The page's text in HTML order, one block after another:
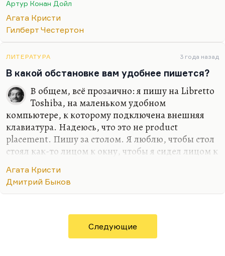
сознательно скрывает истину, именно поэтому он
сам наносит удар в романе «Занавес», да и
вообще, он как-то перевязывает ниточки судьбы.
Артур Конан Дойл
Агата Кристи
Гилберт Честертон
ЛИТЕРАТУРА 3 года назад
В какой обстановке вам удобнее пишется?
В общем, всё прозаично: я пишу на Libretto
Toshiba, на маленьком удобном
компьютере, к которому подключена внешняя
клавиатура. Надеюсь, что это не product
placement. Пишу за столом. Я люблю, чтобы стол
стоял как-то лицом к окну, чтобы я сидел лицом к
Твардовский:
отвлекаться». Я люблю выглянуть в окно. Люблю
когда я устал. Люблю сыграть в «Эрудита». В
остальном я, как правило, какими-то
ухищрениями не пользуюсь.
Агата Кристи
Дмитрий Быков
Следующие